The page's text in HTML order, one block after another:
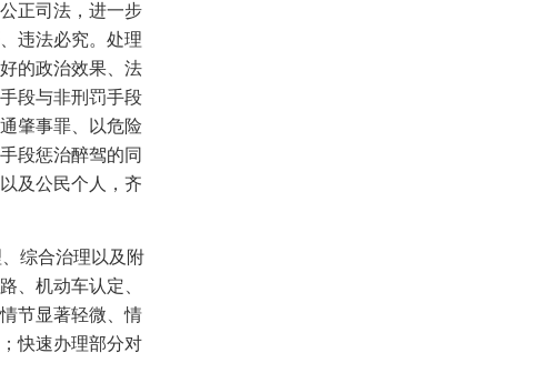
正司法，进一步
违法必究。处理
的政治效果、法
段与非刑罚手段
肇事罪、以危险
段惩治醉驾的同
及公民个人，齐
综合治理以及附
、机动车认定、
节显著轻微、情
快速办理部分对